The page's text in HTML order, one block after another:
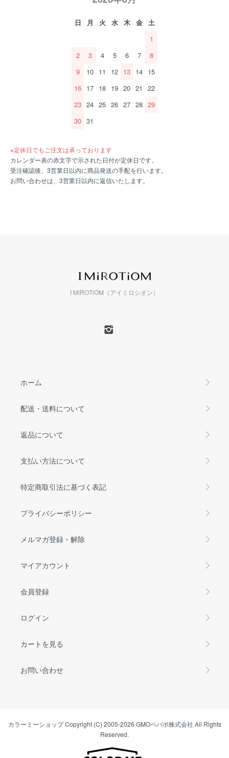
日 月 火 水 木 金
土
1
2
3 4 5 6 7
8
9
10 11 12 13 14 15
16 17 18 19 20 21
22
23 24 25 26 27 28 29
30 31
※定休日でもご注文は承っております
カレンダー表の赤文字で示された日付が定休日です。
受注確認後、3営業日以内に商品発送の手配を行います。
お問い合わせは、3営業日以内に返信いたします。
I MiROTiOM（アイミロシオン）
ホーム
配送・送料について
返品について
支払い方法について
特定商取引法に基づく表記
プライバシーポリシー
メルマガ登録・解除
マイアカウント
会員登録
ログイン
カートを見る
お問い合わせ
カラーミーショップCopyright (C) 2005-2026 GMOペパボ株式会社 All Rights
Reserved.